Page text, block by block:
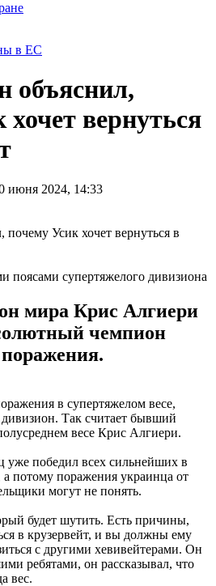
в ЕС
объяснил,
вернуться
июня 2024, 14:33
поясами супертяжелого дивизиона
мира Крис Алгиери
чемпион
в супертяжелом весе,
Так считает бывший
весе Крис Алгиери.
победил всех сильнейших в
а потому поражения украинца от
могут не понять.
будет шутить. Есть причины,
в крузервейт, и вы должны ему
с другими хевивейтерами. Он
ребятами, он рассказывал, что
вес.